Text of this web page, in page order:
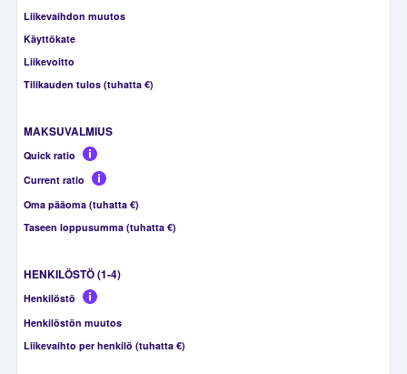
Liikevaihdon muutos
Käyttökate
Liikevoitto
Tilikauden tulos (tuhatta €)
MAKSUVALMIUS
Quick ratio
Current ratio
Oma pääoma (tuhatta €)
Taseen loppusumma (tuhatta €)
HENKILÖSTÖ (1-4)
Henkilöstö
Henkilöstön muutos
Liikevaihto per henkilö (tuhatta €)